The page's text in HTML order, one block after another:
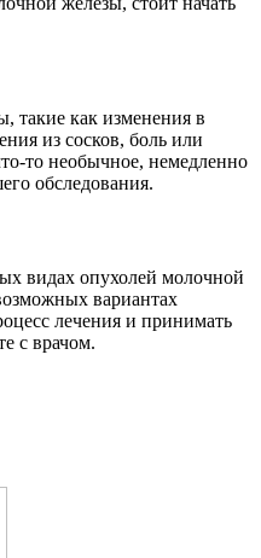
такие как изменения в
из сосков, боль или
то необычное, немедленно
обследования.
видах опухолей молочной
вариантах
лечения и принимать
с врачом.